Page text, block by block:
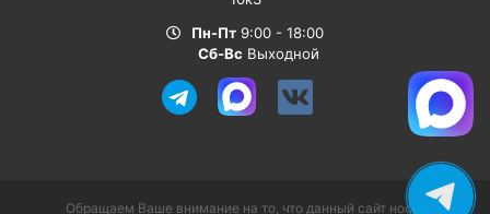
Пн-Пт 9:00 - 18:00
Сб-Вс Выходной
Обращаем Ваше внимание на то, что данный сайт носит